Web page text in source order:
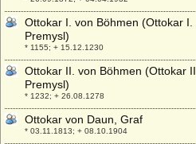
Ottokar I. von Böhmen (Ottokar I.
Premysl)
* 1155; + 15.12.1230
Ottokar II. von Böhmen (Ottokar II.
Premysl)
* 1232; + 26.08.1278
Ottokar von Daun, Graf
* 03.11.1813; + 08.10.1904